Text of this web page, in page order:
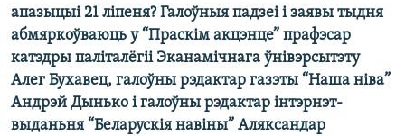
апазыцыі 21 ліпеня? Галоўныя падзеі і заявы тыдня
абмяркоўваюць у “Праскім акцэнце” прафэсар
катэдры паліталёгіі Эканамічнага ўнівэрсытэту
Алег Бухавец, галоўны рэдактар газэты “Наша ніва”
Андрэй Дынько і галоўны рэдактар інтэрнэт-
выданьня “Беларускія навіны” Аляксандар